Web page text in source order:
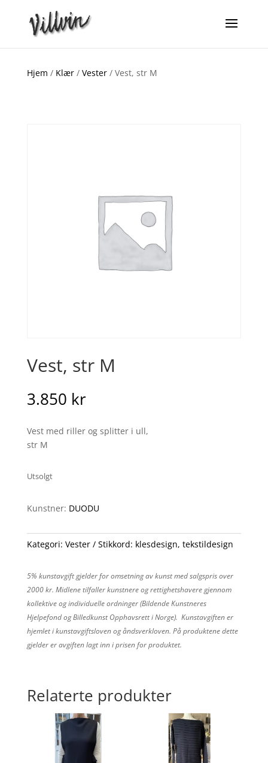
Hjem / Klær/ Vester/ Vest, str M
Vest, str M
3.850 kr
Vest med riller og splitter i ull,
str M
Utsolgt
Kunstner: DUODU
Kategori: Vester Stikkord: klesdesign, tekstildesign
5% kunstavgift gjelder for omsetning av kunst med salgspris over
2000 kr. Midlene tilfaller kunstnere og rettighetshavere gjennom
kollektive og individuelle ordninger (Bildende Kunstneres
Hjelpefond og Billedkunst Opphavsrett i Norge). Kunstavgiften er
hjemlet i kunstavgiftsloven og åndsverkloven. På produktene dette
gjelder er avgiften lagt inn i prisen for produktet.
Relaterte produkter